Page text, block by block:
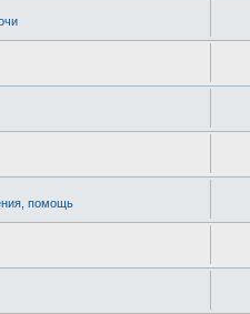
помощь